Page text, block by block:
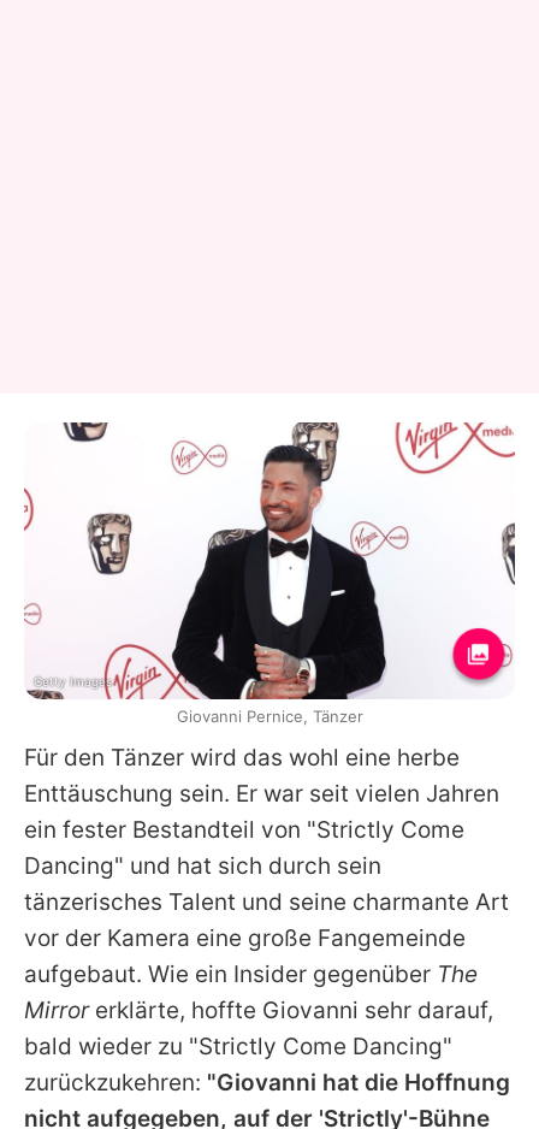
Für den Tänzer wird das wohl eine herbe
Enttäuschung sein. Er war seit vielen Jahren
ein fester Bestandteil von "Strictly Come
Dancing" und hat sich durch sein
tänzerisches Talent und seine charmante Art
vor der Kamera eine große Fangemeinde
aufgebaut. Wie ein Insider gegenüber The
Mirrorerklärte, hoffte Giovanni sehr darauf,
bald wieder zu "Strictly Come Dancing"
zurückzukehren: "Giovanni hat die Hoffnung
nicht aufgegeben, auf der 'Strictly'-Bühne
Getty Images
Giovanni Pernice, Tänzer